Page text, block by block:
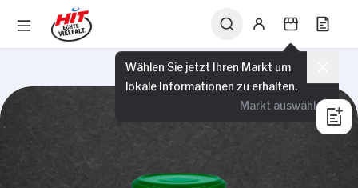
Wählen Sie jetzt Ihren Markt um
lokale Informationen zu erhalten.
Markt auswählen